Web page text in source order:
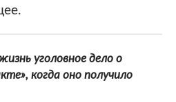
уголовное дело о
когда оно получило